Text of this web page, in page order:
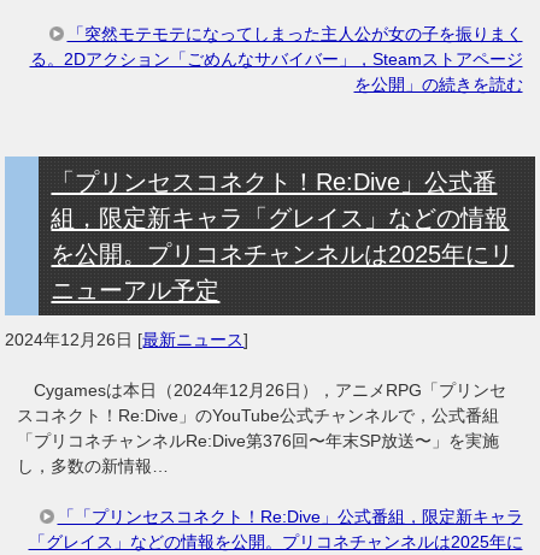
「突然モテモテになってしまった主人公が女の子を振りまく
る。2Dアクション「ごめんなサバイバー」，Steamストアページ
を公開」の続きを読む
「プリンセスコネクト！Re:Dive」公式番
組，限定新キャラ「グレイス」などの情報
を公開。プリコネチャンネルは2025年にリ
ニューアル予定
2024年12月26日 [最新ニュース]
Cygamesは本日（2024年12月26日），アニメRPG「プリンセ
スコネクト！Re:Dive」のYouTube公式チャンネルで，公式番組
「プリコネチャンネルRe:Dive第376回〜年末SP放送〜」を実施
し，多数の新情報…
「「プリンセスコネクト！Re:Dive」公式番組，限定新キャラ
「グレイス」などの情報を公開。プリコネチャンネルは2025年に